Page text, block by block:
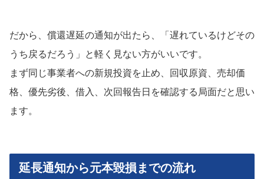
だから、償還遅延の通知が出たら、「遅れているけどその
うち戻るだろう」と軽く見ない方がいいです。
まず同じ事業者への新規投資を止め、回収原資、売却価
格、優先劣後、借入、次回報告日を確認する局面だと思い
ます。
延長通知から元本毀損までの流れ